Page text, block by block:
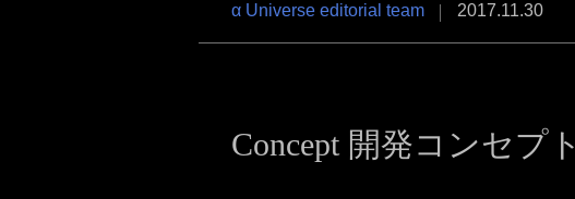
α Universe editorial team 2017.11.30
Concept 開発コンセプト